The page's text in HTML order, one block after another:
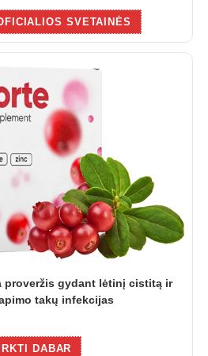
SVETAINĖS
proveržis gydant lėtinį cistitą ir
takų infekcijas
DABAR